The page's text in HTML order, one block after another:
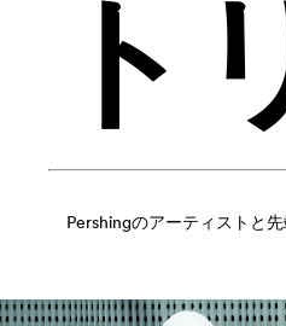
ト
Pershingのアーティストと